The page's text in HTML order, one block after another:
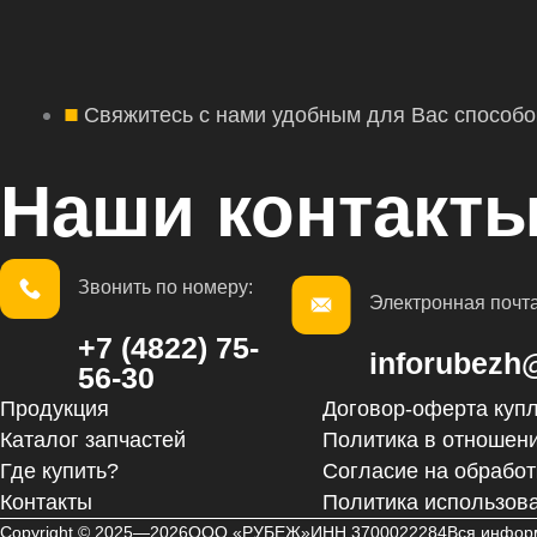
Свяжитесь с нами удобным для Вас
Наши
Звонить по номеру:
+7 (4822) 75-
56-30
Электронная
Продукция
Каталог запчастей
Где купить?
Контакты
Договор-оферта
Политика в
Согласие на
Политика
Copyright © 2025—2026ООО «РУБЕЖ»ИНН 3700022284Вся